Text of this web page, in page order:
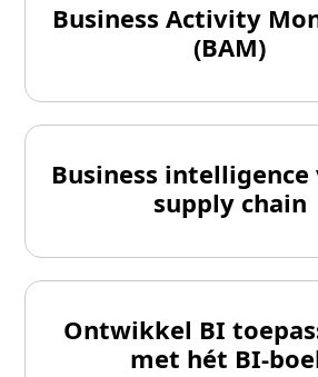
Business Activity
(BAM)
Business intelligence
supply chain
Ontwikkel BI
met hét BI-